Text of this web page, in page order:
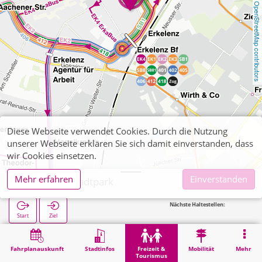
OpenStreetMap contributors
Fahrplanauskunft Stadtinfos
Freizeit &
Tourismus
Mobilität Mehr
Erkelenz, Stadtpark
Start Ziel
Nächste Haltestellen:
Freizeit & Tourismus Naherholung Erkelenz, Stadtpark
Diese Webseite verwendet Cookies. Durch die Nutzung
unserer Webseite erklären Sie sich damit einverstanden, dass
wir Cookies einsetzen.
Mehr erfahren
Einverstanden